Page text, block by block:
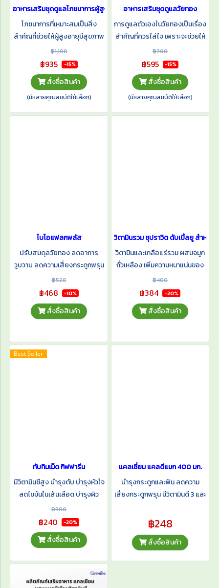
อาหารเสริมชุดดูแลโภชนาการผู้สูงอายุ
โภชนาการที่เหมาะสมเป็นสิ่ง
สำคัญที่ช่วยให้ผู้สูงอายุมีสุขภาพ
แข็งแรงและมีคุณภาพชีวิตที่ดี
อาหารที่มีคุณค่าทางโภชนาการ
สำหรับผู้สูงอายุหรือผู้ป่วยจึงเป็น
เรื่องที่จำเป็นอย่างยิ่ง
฿1,100
฿935 -15%
สั่งซื้อสินค้า
(มีหลายคุณสมบัติให้เลือก)
อาหารเสริมชุดดูแลวัยทอง
การดูแลตัวเองในวัยทองเป็นเรื่อง
สำคัญที่ควรใส่ใจ เพราะจะช่วยให้
คุณมีคุณภาพชีวิตที่ดี และผ่อน
คลายกับช่วงวัยที่ควรมีความสุข
กับตนเอง คนรัก และคนรอบข้าง
฿700
฿595 -15%
สั่งซื้อสินค้า
(มีหลายคุณสมบัติให้เลือก)
ไบโอแฟลกพลัส
ปรับสมดุลวัยทอง ลดอาการ
วูบวาบ ลดความเสี่ยงกระดูกพรุน
฿520
฿468 -10%
สั่งซื้อสินค้า
วิตามินรวม ซุปราวิต ดับเบิ้ลยู สำหรั
วิตามินและเกลือแร่รวม ผสมจมูก
ถั่วเหลือง เพิ่มความหนาแน่นของ
มวลกระดูกในผู้หญิงวัยหมด
ประจำเดือน ลดอุบัติการณ์เกิด
โรคมะเร็งเต้านม
฿480
฿384 -20%
สั่งซื้อสินค้า
Best Seller
ทับทิมเม็ด กิฟฟารีน
มีวิตามินซีสูง บำรุงตับ บำรุงหัวใจ
ลดไขมันในเส้นเลือด บำรุงผิว
พรรณ ยับยั้งเซลล์มะเร็ง
฿300
฿240 -20%
สั่งซื้อสินค้า
แคลเซี่ยม แคลดีแมก 400 มก.
บำรุงกระดูกและฟัน ลดความ
เสี่ยงกระดูกพรุน มีวิตามินดี 3 และ
แข็งแรง
฿248
สั่งซื้อสินค้า